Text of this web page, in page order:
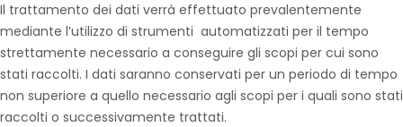
Il trattamento dei dati verrà effettuato prevalentemente
mediante l’utilizzo di strumenti automatizzati per il tempo
strettamente necessario a conseguire gli scopi per cui sono
stati raccolti. I dati saranno conservati per un periodo di tempo
non superiore a quello necessario agli scopi per i quali sono stati
raccolti o successivamente trattati.